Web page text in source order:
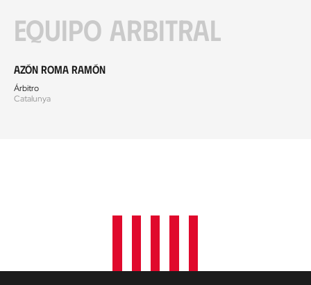
Equipo arbitral
Azón Roma Ramón
Árbitro
Catalunya